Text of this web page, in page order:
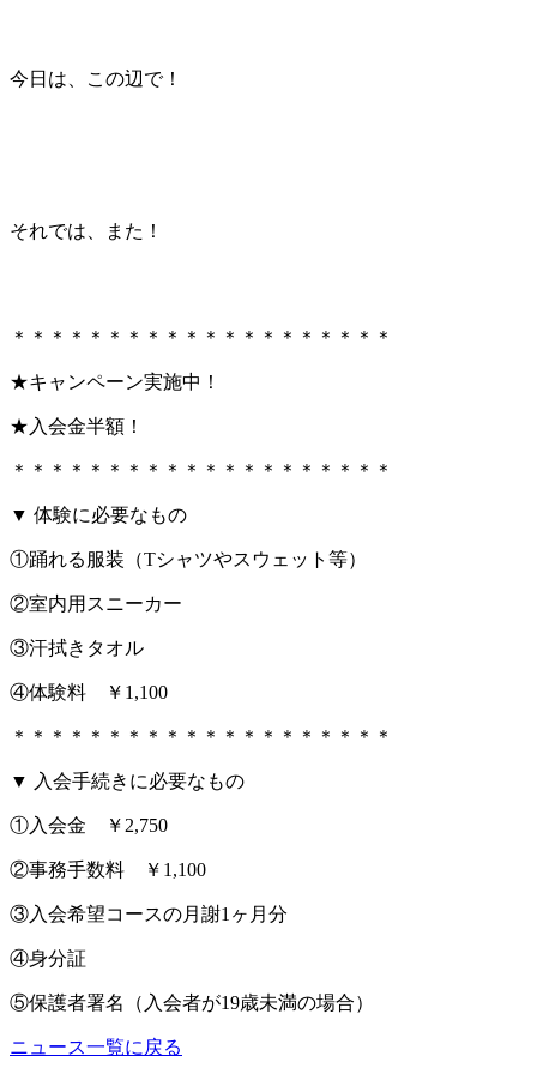
今日は、この辺で！
それでは、また！
＊＊＊＊＊＊＊＊＊＊＊＊＊＊＊＊＊＊＊＊
★キャンペーン実施中！
★入会金半額！
＊＊＊＊＊＊＊＊＊＊＊＊＊＊＊＊＊＊＊＊
▼ 体験に必要なもの
①踊れる服装（Tシャツやスウェット等）
②室内用スニーカー
③汗拭きタオル
④体験料 ￥1,100
＊＊＊＊＊＊＊＊＊＊＊＊＊＊＊＊＊＊＊＊
▼ 入会手続きに必要なもの
①入会金 ￥2,750
②事務手数料 ￥1,100
③入会希望コースの月謝1ヶ月分
④身分証
⑤保護者署名（入会者が19歳未満の場合）
ニュース一覧に戻る